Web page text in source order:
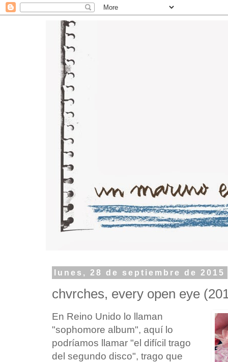
lunes, 28 de septiembre de 2015
chvrches, every open eye
En Reino Unido lo llaman
"sophomore album", aquí lo
podríamos llamar "el difícil trago
del segundo disco", trago que